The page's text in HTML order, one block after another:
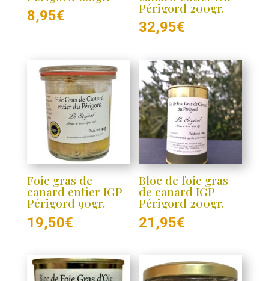
8,95€ Périgord 200gr.
32,95€
Foie gras de
canard entier IGP
Périgord 90gr.
19,50€
Bloc de foie gras
de canard IGP
Périgord 200gr.
21,95€